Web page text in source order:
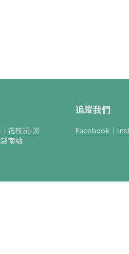
｜ 花枝玩-澎
南站
追蹤我們
Facebook ｜